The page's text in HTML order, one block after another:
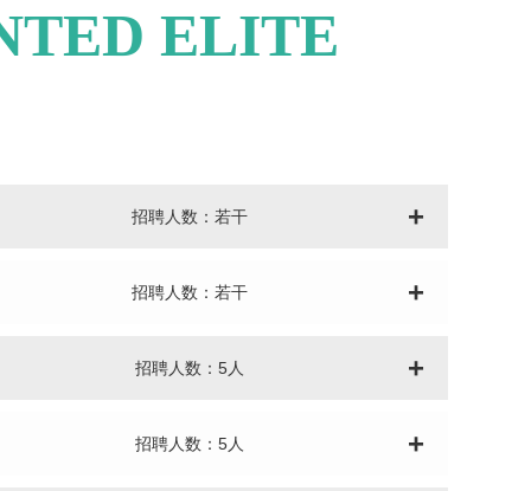
ELITE
招聘人数：若干 +
招聘人数：若干 +
招聘人数：5人 +
招聘人数：5人 +